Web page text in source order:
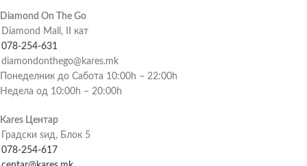
Diamond On The Go
Diamond Mall, II кат
078-254-631
diamondonthego@kares.mk
Понеделник до Сабота 10:00h – 22:00h
Недела од 10:00h – 20:00h
Kares Центар
Градски ѕид, Блок 5
078-254-617